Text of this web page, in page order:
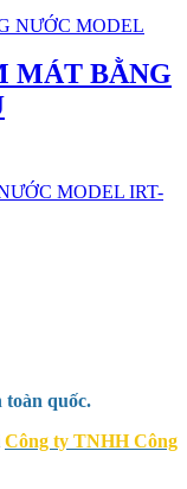
MÁT BẰNG
MODEL IRT-
toàn quốc.
Công ty TNHH Công